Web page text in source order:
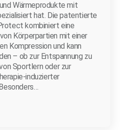
Wärmeprodukte mit
hat. Die patentierte
kombiniert eine
Körperpartien mit einer
Kompression und kann
– ob zur Entspannung zu
Sportlern oder zur
induzierter